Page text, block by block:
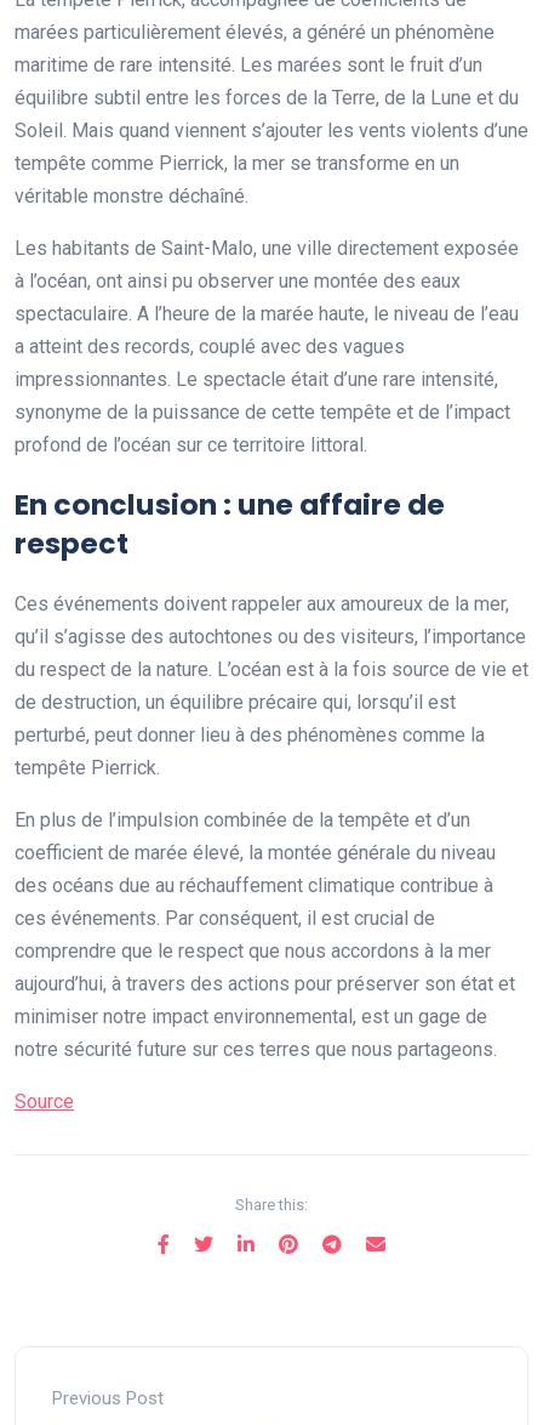
marées particulièrement élevés, a généré un phénomène
maritime de rare intensité. Les marées sont le fruit d’un
équilibre subtil entre les forces de la Terre, de la Lune et du
Soleil. Mais quand viennent s’ajouter les vents violents d’une
tempête comme Pierrick, la mer se transforme en un
véritable monstre déchaîné.
Les habitants de Saint-Malo, une ville directement exposée
à l’océan, ont ainsi pu observer une montée des eaux
spectaculaire. A l’heure de la marée haute, le niveau de l’eau
a atteint des records, couplé avec des vagues
impressionnantes. Le spectacle était d’une rare intensité,
synonyme de la puissance de cette tempête et de l’impact
profond de l’océan sur ce territoire littoral.
En conclusion : une affaire de
respect
Ces événements doivent rappeler aux amoureux de la mer,
qu’il s’agisse des autochtones ou des visiteurs, l’importance
du respect de la nature. L’océan est à la fois source de vie et
de destruction, un équilibre précaire qui, lorsqu’il est
perturbé, peut donner lieu à des phénomènes comme la
tempête Pierrick.
En plus de l’impulsion combinée de la tempête et d’un
coefficient de marée élevé, la montée générale du niveau
des océans due au réchauffement climatique contribue à
ces événements. Par conséquent, il est crucial de
comprendre que le respect que nous accordons à la mer
aujourd’hui, à travers des actions pour préserver son état et
minimiser notre impact environnemental, est un gage de
notre sécurité future sur ces terres que nous partageons.
Source
Share this:
Previous Post